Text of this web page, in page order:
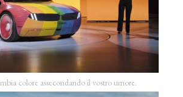
colore assecondando il vostro umore.